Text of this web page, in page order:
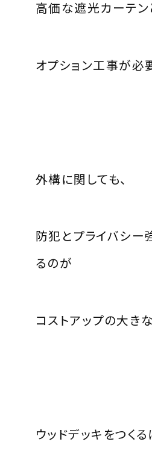
高価な遮光カーテン
オプション工事が必
外構に関しても、
防犯とプライバシ
るのが
コストアップの大き
ウッドデッキをつくる